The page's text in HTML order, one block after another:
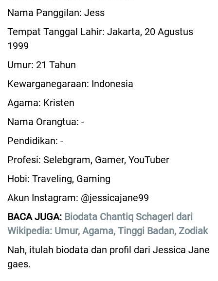
Nama Panggilan: Jess
Tempat Tanggal Lahir: Jakarta, 20 Agustus
1999
Umur: 21 Tahun
Kewarganegaraan: Indonesia
Agama: Kristen
Nama Orangtua: -
Pendidikan: -
Profesi: Selebgram, Gamer, YouTuber
Hobi: Traveling, Gaming
Akun Instagram: @jessicajane99
BACA JUGA: Biodata Chantiq Schagerl dari
Wikipedia: Umur, Agama, Tinggi Badan, Zodiak
Nah, itulah biodata dan profil dari Jessica Jane
gaes.